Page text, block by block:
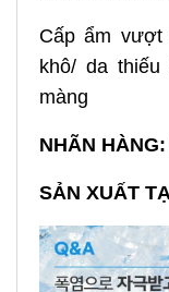
Cấp ẩm
khô/ da
màng
NHÃN HÀNG:
SẢN XUẤT